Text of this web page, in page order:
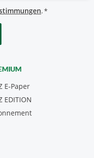
.*
E-Paper
EDITION